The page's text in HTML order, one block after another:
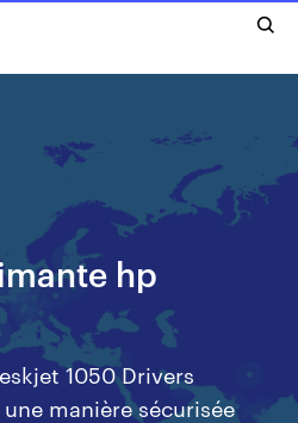
hp
1050 Drivers
manière sécurisée